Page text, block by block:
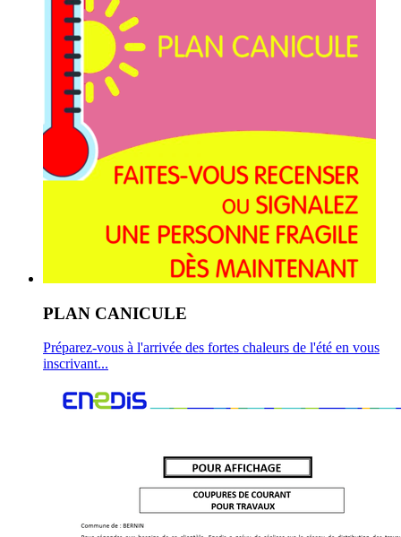
PLAN CANICULE
Préparez-vous à l'arrivée des fortes chaleurs de l'été en vous
inscrivant...